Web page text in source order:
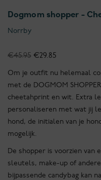
Dogmom shopper -
Norrby
€45.95 Oorspronkelijke
€29.85
Om je outfit nu helemaal
met de DOGMOM
cheetahprint en wit. Extra
personaliseren met wat jij
hond, de initialen van je
mogelijk.
De shopper is voorzien van
sleutels, make-up of
bijpassende candybag kan